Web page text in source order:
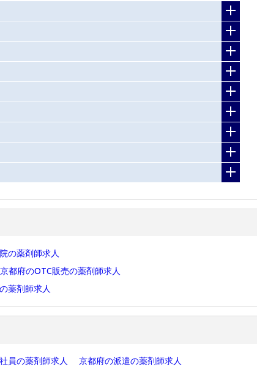
の薬剤師求人
京都府のOTC販売の薬剤師求人
薬剤師求人
員の薬剤師求人
京都府の派遣の薬剤師求人